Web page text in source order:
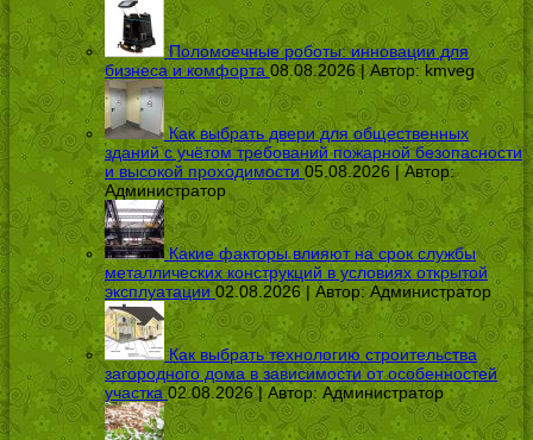
Поломоечные роботы: инновации для
бизнеса и комфорта 08.08.2026 | Автор: kmveg
Как выбрать двери для общественных
зданий с учётом требований пожарной безопасности
и высокой проходимости 05.08.2026 | Автор:
Администратор
Какие факторы влияют на срок службы
металлических конструкций в условиях открытой
эксплуатации 02.08.2026 | Автор:Администратор
Как выбрать технологию строительства
загородного дома в зависимости от особенностей
участка 02.08.2026 | Автор: Администратор